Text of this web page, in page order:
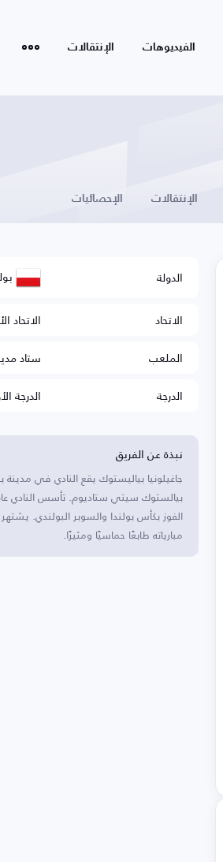
الفيديوهات الإنتقالات
الإنتقالات الإحصائيات
الدولة
الاتحاد
الاتحاد
الملعب
ستاد
الدرجة
الدرجة
نبذة عن الفريق
جاغيلونيا بياليستوك يقع النادي في
الفوز بكأس بولندا والسوبر البولندي.
مبارياته طابعًا حماسيًا ومثيرًا.